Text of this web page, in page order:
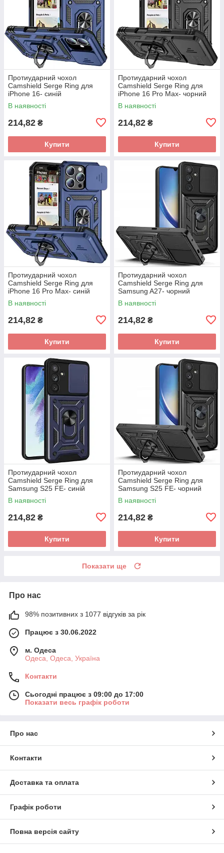
Протиударний чохол
Camshield Serge Ring для
iPhone 16- синій
В наявності
214,82 ₴
Купити
Протиударний чохол
Camshield Serge Ring для
iPhone 16 Pro Max- чорний
В наявності
214,82 ₴
Купити
Протиударний чохол
Camshield Serge Ring для
iPhone 16 Pro Max- синій
В наявності
214,82 ₴
Купити
Протиударний чохол
Camshield Serge Ring для
Samsung A27- чорний
В наявності
214,82 ₴
Купити
Протиударний чохол
Camshield Serge Ring для
Samsung S25 FE- синій
В наявності
214,82 ₴
Купити
Протиударний чохол
Camshield Serge Ring для
Samsung S25 FE- чорний
В наявності
214,82 ₴
Купити
Показати ще
Про нас
98% позитивних з 1077 відгуків за рік
Працює з 30.06.2022
м. Одеса
Одеса, Одеса, Україна
Контакти
Сьогодні працює з 09:00 до 17:00
Показати весь графік роботи
Про нас
Контакти
Доставка та оплата
Графік роботи
Повна версія сайту